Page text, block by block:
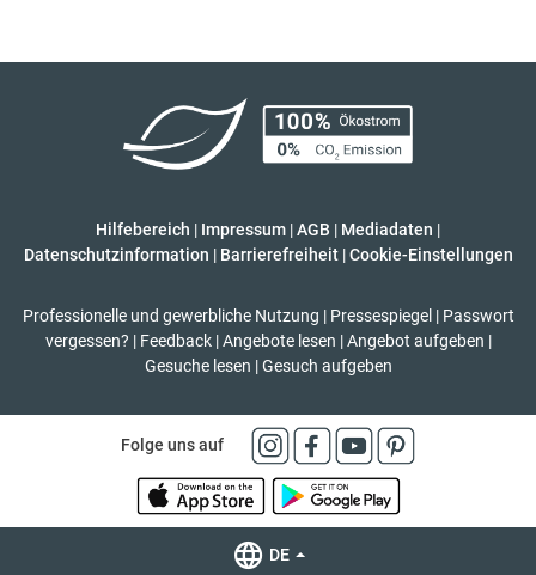
Hilfebereich | Impressum |AGB | Mediadaten |
Datenschutzinformation | Barrierefreiheit | Cookie-Einstellungen
Professionelle und gewerbliche Nutzung | Pressespiegel | Passwort
vergessen? | Feedback | Angebote lesen | Angebot aufgeben |
Gesuche lesen | Gesuch aufgeben
Folge uns auf
DE